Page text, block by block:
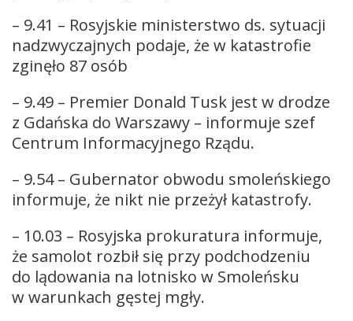
– 9.41 – Rosyjskie ministerstwo ds. sytuacji
nadzwyczajnych podaje, że w katastrofie
zginęło 87 osób
– 9.49 – Premier Donald Tusk jest w drodze
z Gdańska do Warszawy – informuje szef
Centrum Informacyjnego Rządu.
– 9.54 – Gubernator obwodu smoleńskiego
informuje, że nikt nie przeżył katastrofy.
– 10.03 – Rosyjska prokuratura informuje,
że samolot rozbił się przy podchodzeniu
do lądowania na lotnisko w Smoleńsku
w warunkach gęstej mgły.